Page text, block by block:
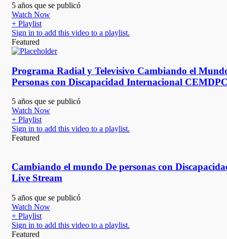
5 años que se publicó
Watch Now
+ Playlist
Sign in to add this video to a playlist.
Featured
Programa Radial y Televisivo Cambiando el
Personas con Discapacidad Internacional
5 años que se publicó
Watch Now
+ Playlist
Sign in to add this video to a playlist.
Featured
Cambiando el mundo De personas con
Live Stream
5 años que se publicó
Watch Now
+ Playlist
Sign in to add this video to a playlist.
Featured